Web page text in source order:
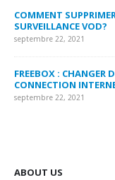
COMMENT
SURVEILLANCE VOD?
septembre 22, 2021
FREEBOX : CHANGER
CONNECTION
septembre 22, 2021
ABOUT US